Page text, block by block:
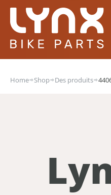
Home Shop Des produits